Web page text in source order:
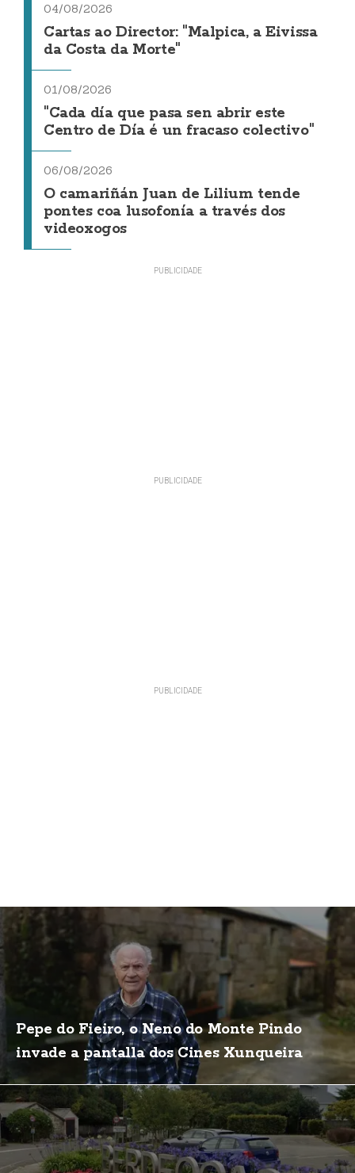
04/08/2026
Cartas ao Director: "Malpica, a Eivissa
da Costa da Morte"
01/08/2026
"Cada día que pasa sen abrir este
Centro de Día é un fracaso colectivo"
06/08/2026
O camariñán Juan de Lilium tende
pontes coa lusofonía a través dos
videoxogos
Pepe do Fieiro, o Neno do Monte Pindo
invade a pantalla dos Cines Xunqueira